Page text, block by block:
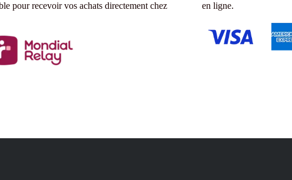
pour recevoir vos achats directement chez
en ligne.